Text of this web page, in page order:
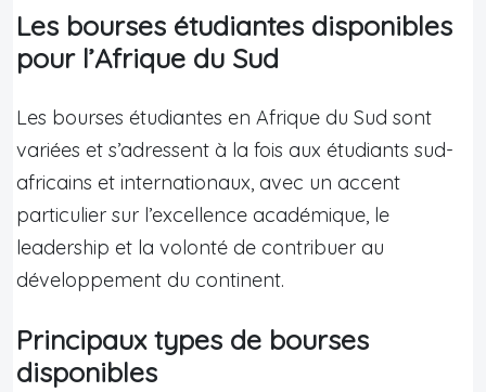
Les bourses étudiantes disponibles
pour l’Afrique du Sud
Les bourses étudiantes en Afrique du Sud sont
variées et s’adressent à la fois aux étudiants sud-
africains et internationaux, avec un accent
particulier sur l’excellence académique, le
leadership et la volonté de contribuer au
développement du continent.
Principaux types de bourses
disponibles